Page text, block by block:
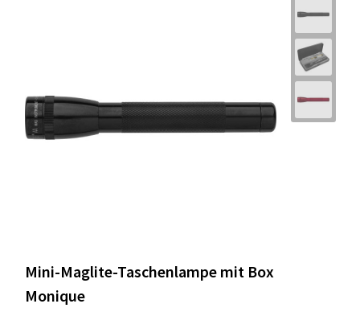
Mini-Maglite-Taschenlampe mit Box
Monique